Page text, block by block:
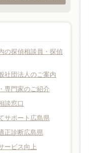
の探偵相談員・探偵
社団法人のご案内
専門家のご紹介
談窓口
サポート広島県
正診断広島県
ービス向上